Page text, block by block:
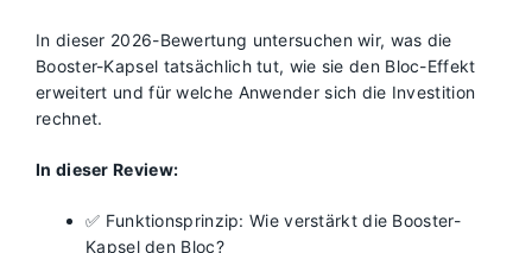
In dieser 2026-Bewertung untersuchen wir, was die
Booster-Kapsel tatsächlich tut, wie sie den Bloc-Effekt
erweitert und für welche Anwender sich die Investition
rechnet.
In dieser Review:
✅ Funktionsprinzip: Wie verstärkt die Booster-
Kapsel den Bloc?